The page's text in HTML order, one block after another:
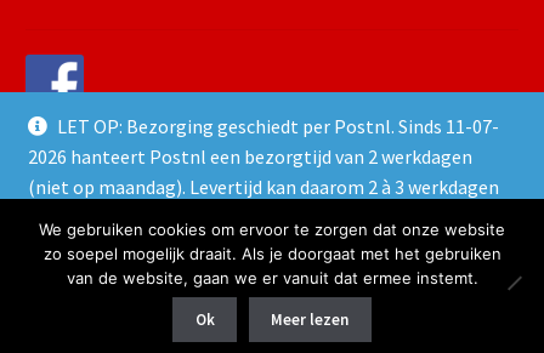
LET OP: Bezorging geschiedt per Postnl. Sinds 11-07-
2026 hanteert Postnl een bezorgtijd van 2 werkdagen
(niet op maandag). Levertijd kan daarom 2 à 3 werkdagen
duren.
Negeren
© 2022 Mutzzies & Zo - Powered and maintained bywinkeltjes.net
We gebruiken cookies om ervoor te zorgen dat onze website
zo soepel mogelijk draait. Als je doorgaat met het gebruiken
van de website, gaan we er vanuit dat ermee instemt.
Ok Meer lezen